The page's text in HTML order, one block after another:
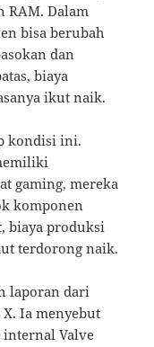
RAM. Dalam
bisa berubah
dan
biaya
ikut naik.
kondisi ini.
gaming, mereka
komponen
biaya produksi
terdorong naik.
laporan dari
Ia menyebut
internal Valve